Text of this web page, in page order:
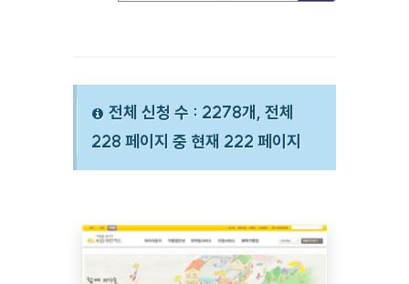
전체 신청 수 : 2278개, 전체
228 페이지 중 현재 222 페이지